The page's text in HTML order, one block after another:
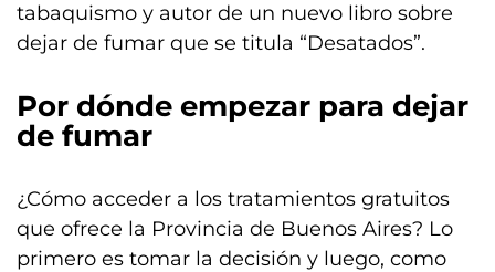
tabaquismo y autor de un nuevo libro sobre
dejar de fumar que se titula “Desatados”.
Por dónde empezar para dejar
de fumar
¿Cómo acceder a los tratamientos gratuitos
que ofrece la Provincia de Buenos Aires? Lo
primero es tomar la decisión y luego, como